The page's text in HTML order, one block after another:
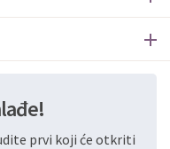
prvi koji će otkriti